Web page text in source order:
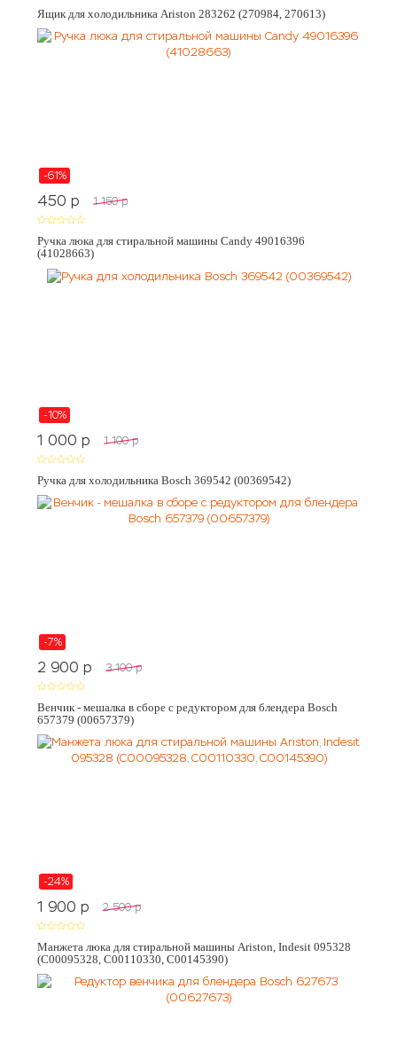
Ящик для холодильника Ariston 283262 (270984, 270613)
-61%
450 p 1 150 p
Ручка люка для стиральной машины Candy 49016396
(41028663)
-10%
1 000 p 1 100 p
Ручка для холодильника Bosch 369542 (00369542)
-7%
2 900 p 3 100 p
Венчик - мешалка в сборе с редуктором для блендера Bosch
657379 (00657379)
-24%
1 900 p 2 500 p
Манжета люка для стиральной машины Ariston, Indesit 095328
(C00095328, C00110330, C00145390)